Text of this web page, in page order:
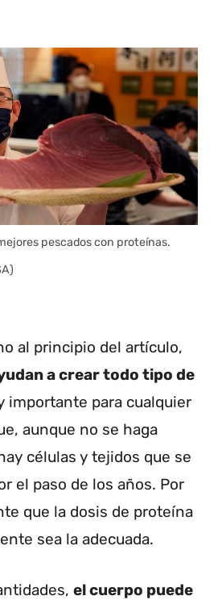
pescados con proteínas.
al principio del artículo,
a crear todo tipo de
importante para cualquier
aunque no se haga
células y tejidos que se
el paso de los años. Por
que la dosis de proteína
sea la adecuada.
el cuerpo puede